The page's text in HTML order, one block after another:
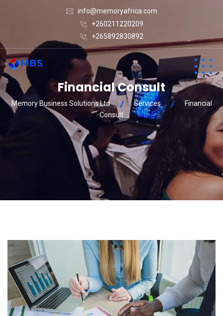
info@memoryafrica.com
+260211220209
+265892830892
Financial Consult
Memory Business Solutions Ltd Services
Financial
Consult